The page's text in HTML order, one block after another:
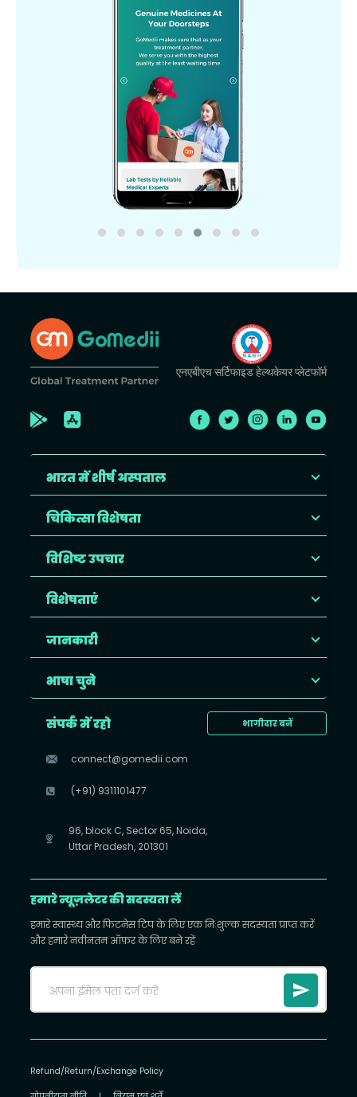
एनएबीएच सर्टिफाइड हेल्थकेयर प्लेटफॉर्म
भारत में शीर्ष अस्पताल
चिकित्सा विशेषता
विशिष्ट उपचार
विशेषताएं
जानकारी
भाषा चुने
भागीदार बनें
संपर्क में रहो
connect@gomedii.com
(+91) 9311101477
96, block C, Sector 65, Noida,
Uttar Pradesh, 201301
हमारे न्यूज़लेटर की सदस्यता लें
हमारे स्वास्थ्य और फिटनेस टिप के लिए एक निःशुल्क सदस्यता प्राप्त करें
और हमारे नवीनतम ऑफ़र के लिए बने रहें
Refund/Return/Exchange Policy